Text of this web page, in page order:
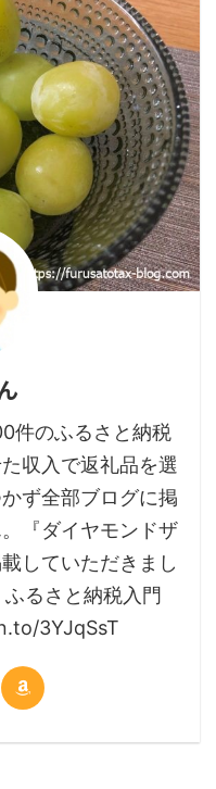
件のふるさと納税
収入で返礼品を選
ず全部ブログに掲
『ダイヤモンドザ
していただきまし
るさと納税入門
3YJqSsT